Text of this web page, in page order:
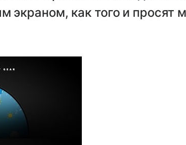
экраном, как того и просят